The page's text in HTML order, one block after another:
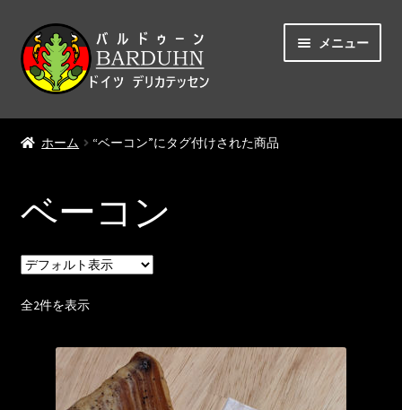
ナ
ビ
ゲ
シ
ョ
ス
ッ
プ
コ
ン
テ
ツ
へ
ッ
メニュー
ホーム
ショップ
マイアカウント
カート
チェックアウト
ホーム “ベーコン”にタグ付けされた商品
ベーコン
全2件を表示